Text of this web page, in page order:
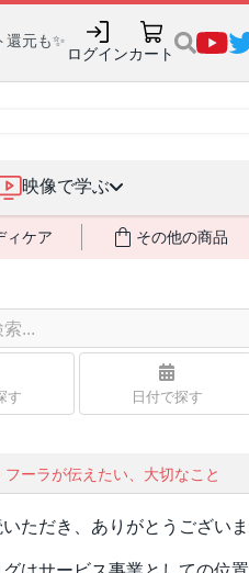
元も✨
ログインカート
映像で学ぶ
ィケア その他の商品
す 日付で探す
フーラが伝えたい、大切なこと
ただき、ありがとうございま